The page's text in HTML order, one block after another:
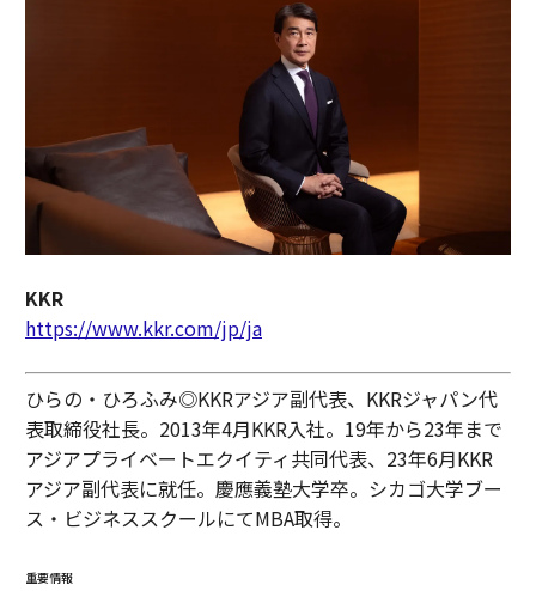
KKR
https://www.kkr.com/jp/ja
ひらの・ひろふみ◎KKRアジア副代表、KKRジャパン代
表取締役社長。2013年4月KKR入社。19年から23年まで
アジアプライベートエクイティ共同代表、23年6月KKR
アジア副代表に就任。慶應義塾大学卒。シカゴ大学ブー
ス・ビジネススクールにてMBA取得。
重要情報